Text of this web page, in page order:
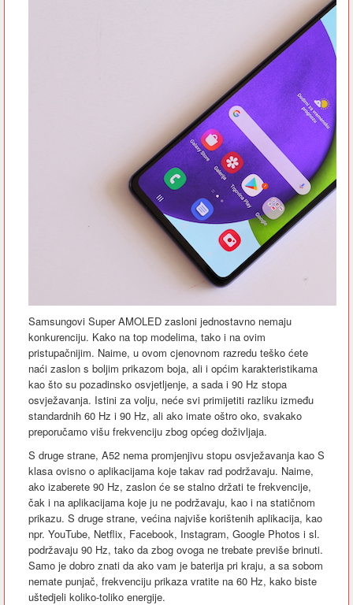
Samsungovi Super AMOLED zasloni jednostavno nemaju
konkurenciju. Kako na top modelima, tako i na ovim
pristupačnijim. Naime, u ovom cjenovnom razredu teško ćete
naći zaslon s boljim prikazom boja, ali i općim karakteristikama
kao što su pozadinsko osvjetljenje, a sada i 90 Hz stopa
osvježavanja. Istini za volju, neće svi primijetiti razliku između
standardnih 60 Hz i 90 Hz, ali ako imate oštro oko, svakako
preporučamo višu frekvenciju zbog općeg doživljaja.
S druge strane, A52 nema promjenjivu stopu osvježavanja kao S
klasa ovisno o aplikacijama koje takav rad podržavaju. Naime,
ako izaberete 90 Hz, zaslon će se stalno držati te frekvencije,
čak i na aplikacijama koje ju ne podržavaju, kao i na statičnom
prikazu. S druge strane, većina najviše korištenih aplikacija, kao
npr. YouTube, Netflix, Facebook, Instagram, Google Photos i sl.
podržavaju 90 Hz, tako da zbog ovoga ne trebate previše brinuti.
Samo je dobro znati da ako vam je baterija pri kraju, a sa sobom
nemate punjač, frekvenciju prikaza vratite na 60 Hz, kako biste
uštedjeli koliko-toliko energije.